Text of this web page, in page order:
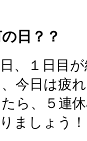
日？？
、１日目
今日は疲
ら、５連
ましょう！